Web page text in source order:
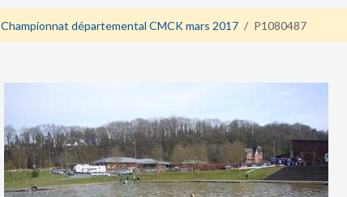
Championnat départemental CMCK mars 2017 P1080487